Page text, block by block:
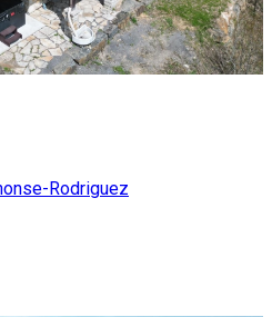
Rodriguez